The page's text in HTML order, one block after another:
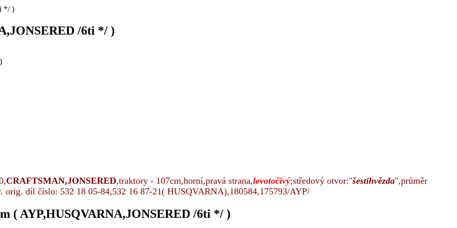
*/ )
/6ti */ )
CRAFTSMAN,JONSERED,traktory - 107cm,horní,pravá strana,levotočivý;středový otvor:"šestihvězda",průměr
orig. díl číslo: 532 18 05-84,532 16 87-21( HUSQVARNA),180584,175793/AYP/
( AYP,HUSQVARNA,JONSERED /6ti */ )